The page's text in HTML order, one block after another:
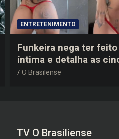
ENTRETENIMENTO
Funkeira nega ter
íntima e detalha as
plásticas que realizou
O Brasilense
TV O Brasiliense